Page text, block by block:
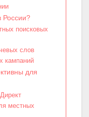
России?
поисковых
слов
кампаний
для
местных